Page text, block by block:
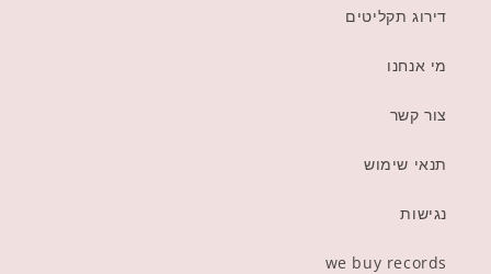
דירוג תקליטים
מי אנחנו
צור קשר
תנאי שימוש
נגישות
we buy records